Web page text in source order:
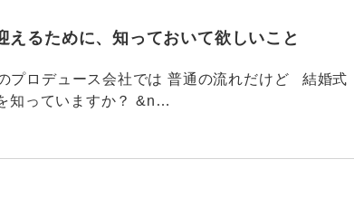
えるために、知っておいて欲しいこと
ロデュース会社では 普通の流れだけど 結婚式
知っていますか？ &n…